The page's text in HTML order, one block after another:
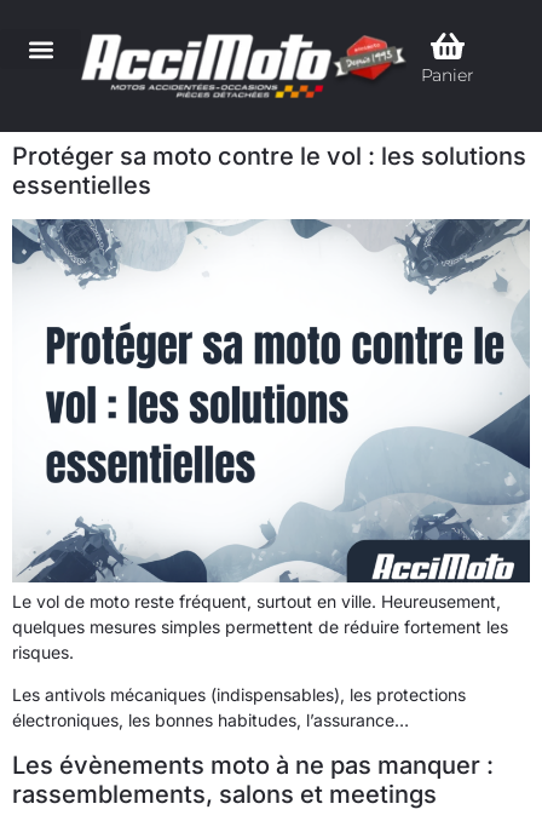
Panier
Protéger sa moto contre le vol : les solutions
essentielles
Le vol de moto reste fréquent, surtout en ville. Heureusement,
quelques mesures simples permettent de réduire fortement les
risques.
Les antivols mécaniques (indispensables), les protections
électroniques, les bonnes habitudes, l’assurance…
Les évènements moto à ne pas manquer :
rassemblements, salons et meetings